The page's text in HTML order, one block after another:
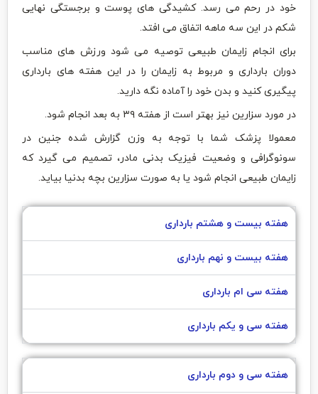
خود در رحم می رسد. کشیدگی های پوست و برجستگی نهایی
شکم در این سه ماهه اتفاق می افتد.
برای انجام زایمان طبیعی توصیه می شود ورزش های مناسب
دوران بارداری و مربوط به زایمان را در این هفته های بارداری
پیگیری کنید و بدن خود را آماده نگه دارید.
در مورد سزارین نیز بهتر است از هفته ۳۹ به بعد انجام شود.
معمولا پزشک شما با توجه به وزن گزارش شده جنین در
سونوگرافی و وضعیت فیزیک بدنی مادر، تصمیم می گیرد که
زایمان طبیعی انجام شود یا به صورت سزارین بچه بدنیا بیاید.
هفته بیست و هشتم بارداری
هفته بیست و نهم بارداری
هفته سی ام بارداری
هفته سی و یکم بارداری
هفته سی و دوم بارداری